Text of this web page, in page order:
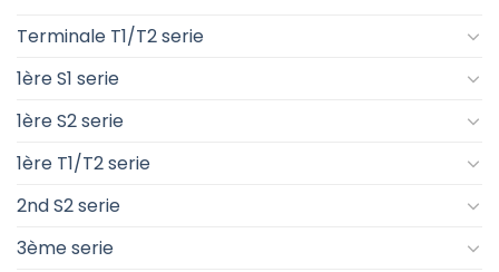
Terminale T1/T2 serie
1ère S1 serie
1ère S2 serie
1ère T1/T2 serie
2nd S2 serie
3ème serie